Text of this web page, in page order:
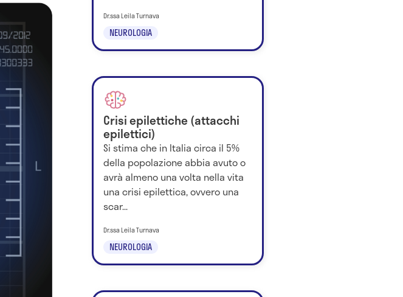
NEUROLOGIA
Dr.ssa Leila Turnava
Crisi epilettiche (attacchi
epilettici)
Si stima che in Italia circa il 5%
della popolazione abbia avuto o
avrà almeno una volta nella vita
una crisi epilettica, ovvero una
scar...
NEUROLOGIA
Dr.ssa Leila Turnava